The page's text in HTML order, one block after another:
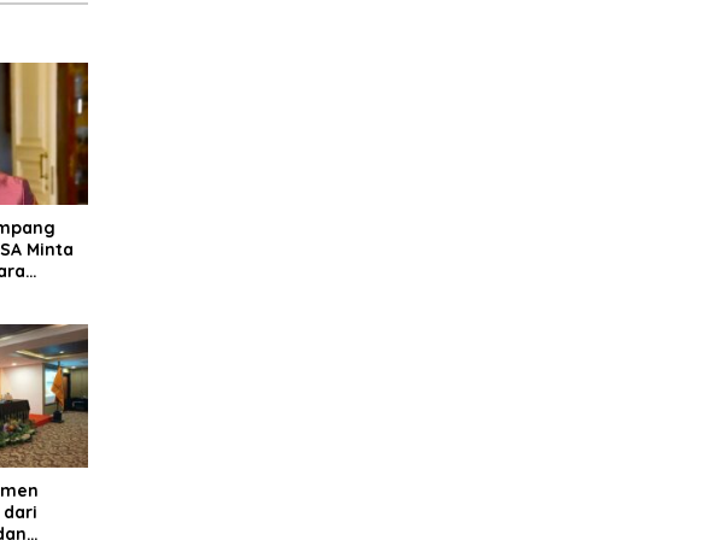
Minta
dari